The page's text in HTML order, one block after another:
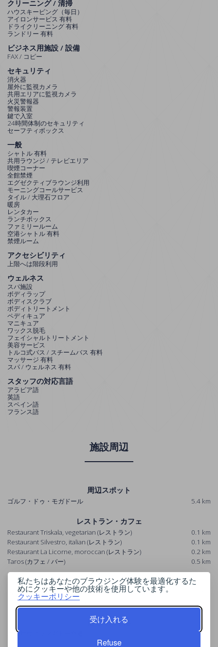
私たちはあなたのブラウジング体験を最適化するた
めにクッキーや他の技術を使用しています。
クッキーポリシー
受け入れる
Refuse
クリーニング / 清掃
ハウスキーピング（毎日）
アイロンサービス 有料
ドライクリーニング 有料
ランドリー 有料
ビジネス用施設 / 設備
FAX / コピー
セキュリティ
消火器
屋外に監視カメラ
共用エリアに監視カメラ
火災警報器
警報装置
鍵で入室
24時間体制のセキュリティ
セーフティボックス
一般
シャトル 有料
共用ラウンジ / テレビエリア
喫煙コーナー
全館禁煙
エグゼクティブラウンジ利用
モーニングコールサービス
タイル / 大理石フロア
暖房
レンタカー
ランチボックス
ファミリールーム
空港シャトル 有料
禁煙ルーム
アクセシビリティ
上階へは階段利用
ウェルネス
スパ施設
ボディラップ
ボディスクラブ
ボディトリートメント
ペディキュア
マニキュア
ワックス脱毛
フェイシャルトリートメント
美容サービス
トルコ式バス / スチームバス 有料
マッサージ 有料
スパ / ウェルネス 有料
スタッフの対応言語
アラビア語
英語
スペイン語
フランス語
施設周辺
周辺スポット
ゴルフ・ドゥ・モガドール 5.4 km
レストラン・カフェ
Restaurant Triskala, vegetarian (レストラン)
0.1 km
Restaurant Silvestro, italian (レストラン)
0.1 km
Restaurant La Licorne, moroccan (レストラン)
0.2 km
Taros(カフェ / バー) 0.5 km
近くのビーチ
Plage d'Essaouira (Plage d'Essaouira)
Cap Sim Beach(Cap Sim Beach)
最寄りの空港
エッサウィラマガドー空港 14.7 km